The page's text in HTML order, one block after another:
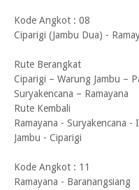
Kode Angkot : 08
Ciparigi (Jambu Dua) -
Rute Berangkat
Ciparigi – Warung Jambu –
Suryakencana – Ramayana
Rute Kembali
Ramayana - Suryakencana -
Jambu - Ciparigi
Kode Angkot : 11
Ramayana - Baranangsiang